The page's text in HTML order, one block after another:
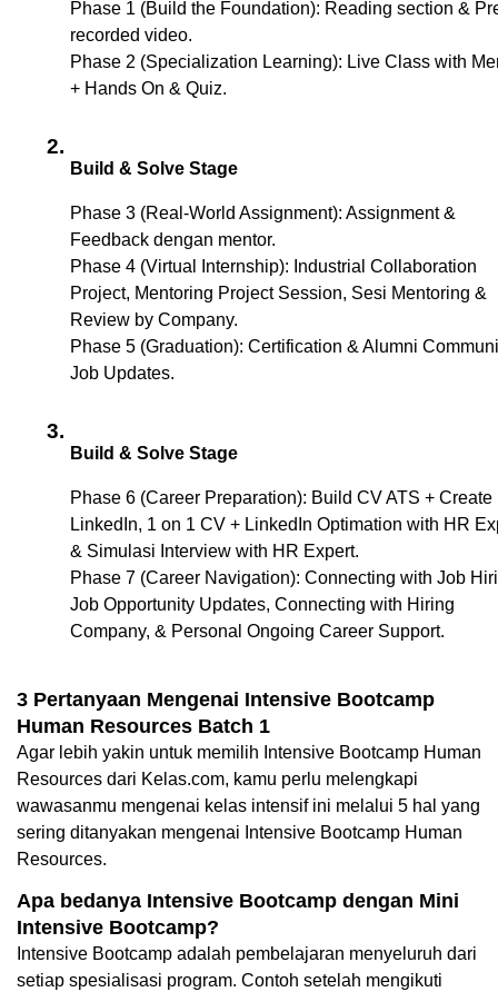
Phase 1 (Build the Foundation): Reading section &
recorded video.
Phase 2 (Specialization Learning): Live Class with
+ Hands On & Quiz.
Build & Solve Stage
Phase 3 (Real-World Assignment): Assignment &
Feedback dengan mentor.
Phase 4 (Virtual Internship): Industrial Collaboration
Project, Mentoring Project Session, Sesi Mentoring &
Review by Company.
Phase 5 (Graduation): Certification & Alumni
Job Updates.
Build & Solve Stage
Phase 6 (Career Preparation): Build CV ATS + Create
LinkedIn, 1 on 1 CV + LinkedIn Optimation with HR
& Simulasi Interview with HR Expert.
Phase 7 (Career Navigation): Connecting with Job
Job Opportunity Updates, Connecting with Hiring
Company, & Personal Ongoing Career Support.
3 Pertanyaan Mengenai Intensive Bootcamp
Human Resources Batch 1
Agar lebih yakin untuk memilih Intensive Bootcamp Human
Resources dari Kelas.com, kamu perlu melengkapi
wawasanmu mengenai kelas intensif ini melalui 5 hal yang
sering ditanyakan mengenai Intensive Bootcamp Human
Resources.
Apa bedanya Intensive Bootcamp dengan Mini
Intensive Bootcamp?
Intensive Bootcamp adalah pembelajaran menyeluruh dari
setiap spesialisasi program. Contoh setelah mengikuti